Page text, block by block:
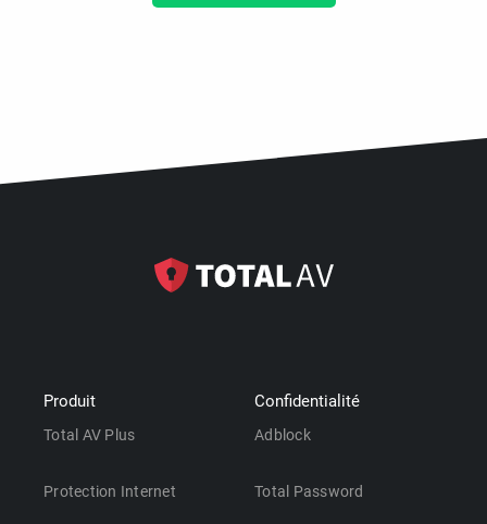
Produit
Total AV Plus
Protection Internet
Confidentialité
Adblock
Total Password